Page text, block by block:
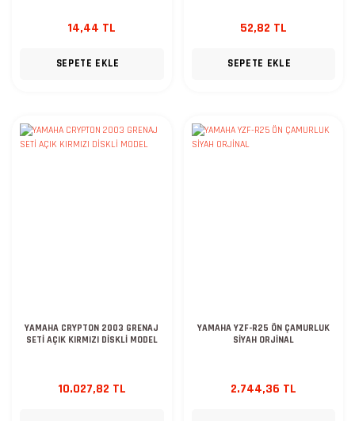
14,44 TL
SEPETE EKLE
52,82 TL
SEPETE EKLE
YAMAHA CRYPTON 2003 GRENAJ
SETİ AÇIK KIRMIZI DİSKLİ MODEL
10.027,82 TL
YAMAHA YZF-R25 ÖN ÇAMURLUK
SİYAH ORJİNAL
2.744,36 TL